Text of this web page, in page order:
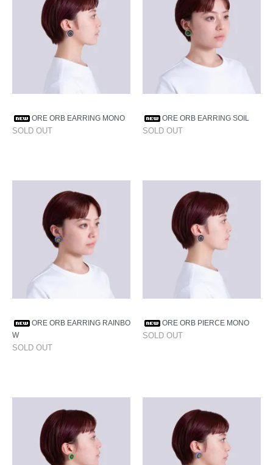
ORE ORB EARRING MONO
SOLD OUT
ORE ORB EARRING SOIL
SOLD OUT
ORE ORB EARRING RAINBO
W
SOLD OUT
ORE ORB PIERCE MONO
SOLD OUT